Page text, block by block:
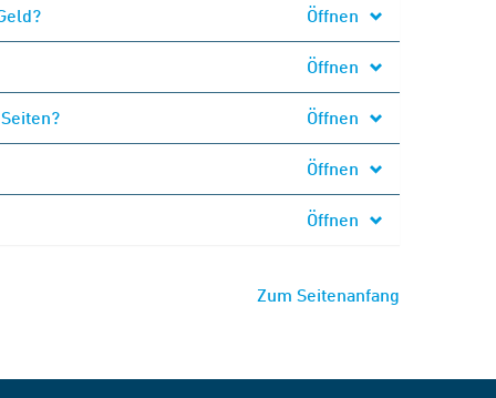
Öffnen
Öffnen
Öffnen
Öffnen
Öffnen
Zum Seitenanfang